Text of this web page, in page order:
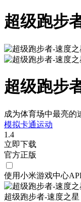
超级跑步
超级跑步
成为体育场中最亮的
模拟卡通运动
1.4
立即下载
官方正版
使用小米游戏中心
超级跑步者-速度之星